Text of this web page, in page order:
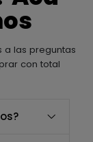
a las preguntas
con total